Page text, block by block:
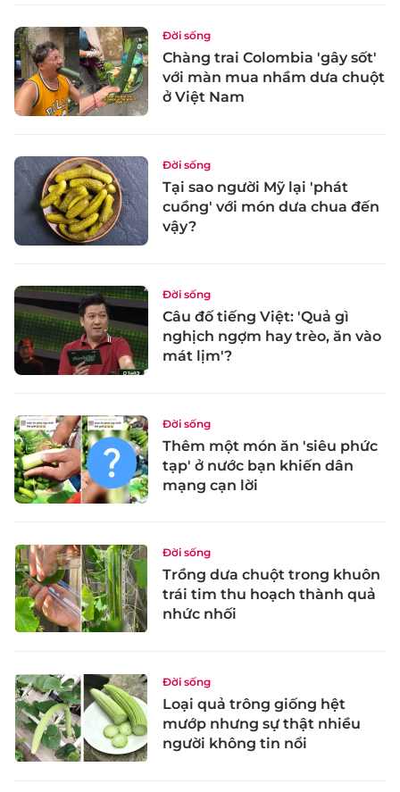
Đời sống
Chàng trai Colombia 'gây sốt'
với màn mua nhầm dưa chuột
ở Việt Nam
Đời sống
Tại sao người Mỹ lại 'phát
cuồng' với món dưa chua đến
vậy?
Đời sống
Câu đố tiếng Việt: 'Quả gì
nghịch ngợm hay trèo, ăn vào
mát lịm'?
Đời sống
Thêm một món ăn 'siêu phức
tạp' ở nước bạn khiến dân
mạng cạn lời
Đời sống
Trồng dưa chuột trong khuôn
trái tim thu hoạch thành quả
nhức nhối
Đời sống
Loại quả trông giống hệt
mướp nhưng sự thật nhiều
người không tin nổi